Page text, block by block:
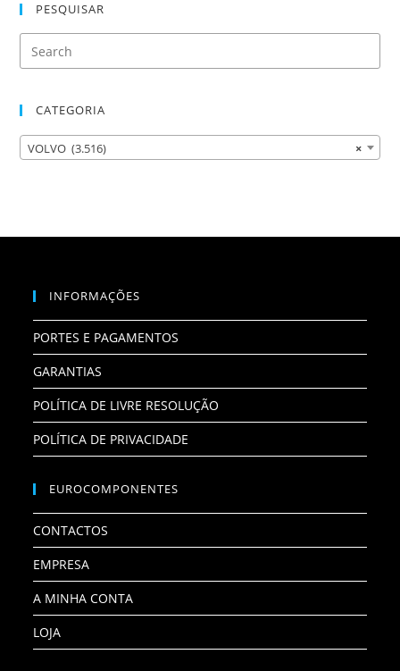
PESQUISAR
CATEGORIA
×
VOLVO (3.516)
INFORMAÇÕES
PORTES E PAGAMENTOS
GARANTIAS
POLÍTICA DE LIVRE RESOLUÇÃO
POLÍTICA DE PRIVACIDADE
EUROCOMPONENTES
CONTACTOS
EMPRESA
A MINHA CONTA
LOJA